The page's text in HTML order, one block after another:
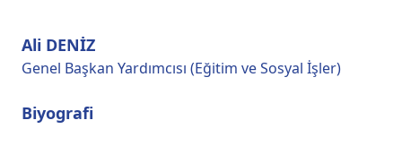
Ali DENİZ
Genel Başkan Yardımcısı (Eğitim ve Sosyal İşler)
Biyografi